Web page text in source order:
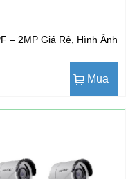
– 2MP Giá Rẻ, Hình Ảnh
Mua